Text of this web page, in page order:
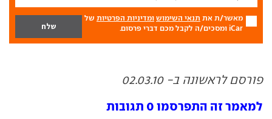
מאשר/ת את תנאי השימוש ומדיניות הפרטיות של
iCar ומסכים/ה לקבל מכם דברי פרסום.
פורסם לראשונה ב- 02.03.10
למאמר זה התפרסמו 0 תגובות